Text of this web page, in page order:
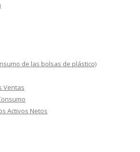
de las bolsas de plástico)
Ventas
Activos Netos